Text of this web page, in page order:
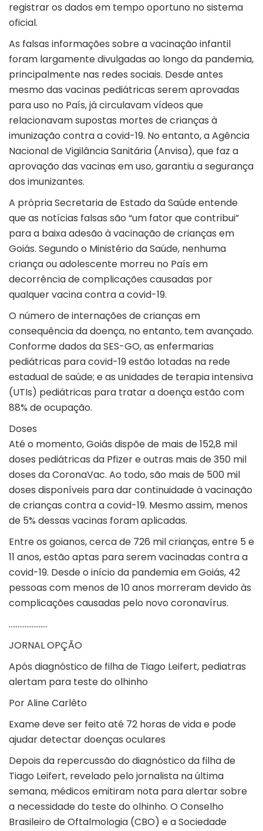
registrar os dados em tempo oportuno no sistema
oficial.
As falsas informações sobre a vacinação infantil
foram largamente divulgadas ao longo da pandemia,
principalmente nas redes sociais. Desde antes
mesmo das vacinas pediátricas serem aprovadas
para uso no País, já circulavam vídeos que
relacionavam supostas mortes de crianças à
imunização contra a covid-19. No entanto, a Agência
Nacional de Vigilância Sanitária (Anvisa), que faz a
aprovação das vacinas em uso, garantiu a segurança
dos imunizantes.
A própria Secretaria de Estado da Saúde entende
que as notícias falsas são “um fator que contribui”
para a baixa adesão à vacinação de crianças em
Goiás. Segundo o Ministério da Saúde, nenhuma
criança ou adolescente morreu no País em
decorrência de complicações causadas por
qualquer vacina contra a covid-19.
O número de internações de crianças em
consequência da doença, no entanto, tem avançado.
Conforme dados da SES-GO, as enfermarias
pediátricas para covid-19 estão lotadas na rede
estadual de saúde; e as unidades de terapia intensiva
(UTIs) pediátricas para tratar a doença estão com
88% de ocupação.
Doses
Até o momento, Goiás dispõe de mais de 152,8 mil
doses pediátricas da Pfizer e outras mais de 350 mil
doses da CoronaVac. Ao todo, são mais de 500 mil
doses disponíveis para dar continuidade à vacinação
de crianças contra a covid-19. Mesmo assim, menos
de 5% dessas vacinas foram aplicadas.
Entre os goianos, cerca de 726 mil crianças, entre 5 e
11 anos, estão aptas para serem vacinadas contra a
covid-19. Desde o início da pandemia em Goiás, 42
pessoas com menos de 10 anos morreram devido às
complicações causadas pelo novo coronavírus.
………………….
JORNAL OPÇÃO
Após diagnóstico de filha de Tiago Leifert, pediatras
alertam para teste do olhinho
Por Aline Carlêto
Exame deve ser feito até 72 horas de vida e pode
ajudar detectar doenças oculares
Depois da repercussão do diagnóstico da filha de
Tiago Leifert, revelado pelo jornalista na última
semana, médicos emitiram nota para alertar sobre
a necessidade do teste do olhinho. O Conselho
Brasileiro de Oftalmologia (CBO) e a Sociedade